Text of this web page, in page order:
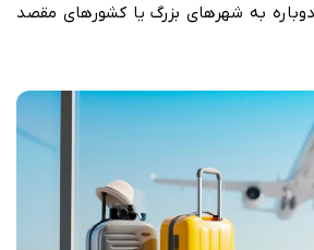
دوباره به شهرهای بزرگ یا کشورهای مقصد